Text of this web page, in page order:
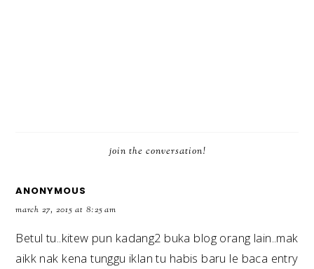
join the conversation!
ANONYMOUS
march 27, 2015 at 8:25 am
Betul tu..kitew pun kadang2 buka blog orang lain..mak
aikk nak kena tunggu iklan tu habis baru le baca entry